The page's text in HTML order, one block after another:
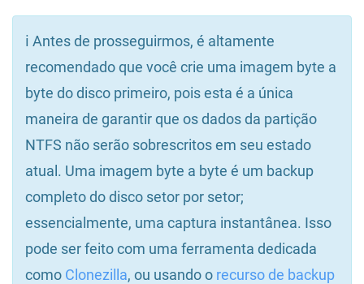
ℹ️ Antes de prosseguirmos, é altamente
recomendado que você crie uma imagem byte a
byte do disco primeiro, pois esta é a única
maneira de garantir que os dados da partição
NTFS não serão sobrescritos em seu estado
atual. Uma imagem byte a byte é um backup
completo do disco setor por setor;
essencialmente, uma captura instantânea. Isso
pode ser feito com uma ferramenta dedicada
como Clonezilla, ou usando o recurso de backup